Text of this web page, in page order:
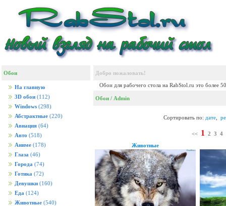
Обои
На главную
3D обои (112)
Windows (298)
Абстрактные (220)
Авиация (64)
Авто (518)
Аниме (178)
Глаза (46)
Города (74)
Готика (72)
Девушки (160)
Еда (124)
Животные (540)
Добро пожаловать!
Обои для рабочего стола на RabStol.ru это более
Обои / Admin
Сортировать по: дате,
<< 1 2 3 4
Животные